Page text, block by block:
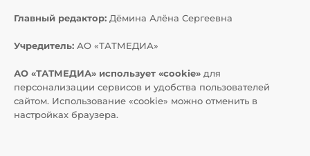
Главный редактор: Дёмина Алёна Сергеевна
Учредитель: АО «ТАТМЕДИА»
АО «ТАТМЕДИА» использует «cookie» для
персонализации сервисов и удобства пользователей
сайтом. Использование «cookie» можно отменить в
настройках браузера.